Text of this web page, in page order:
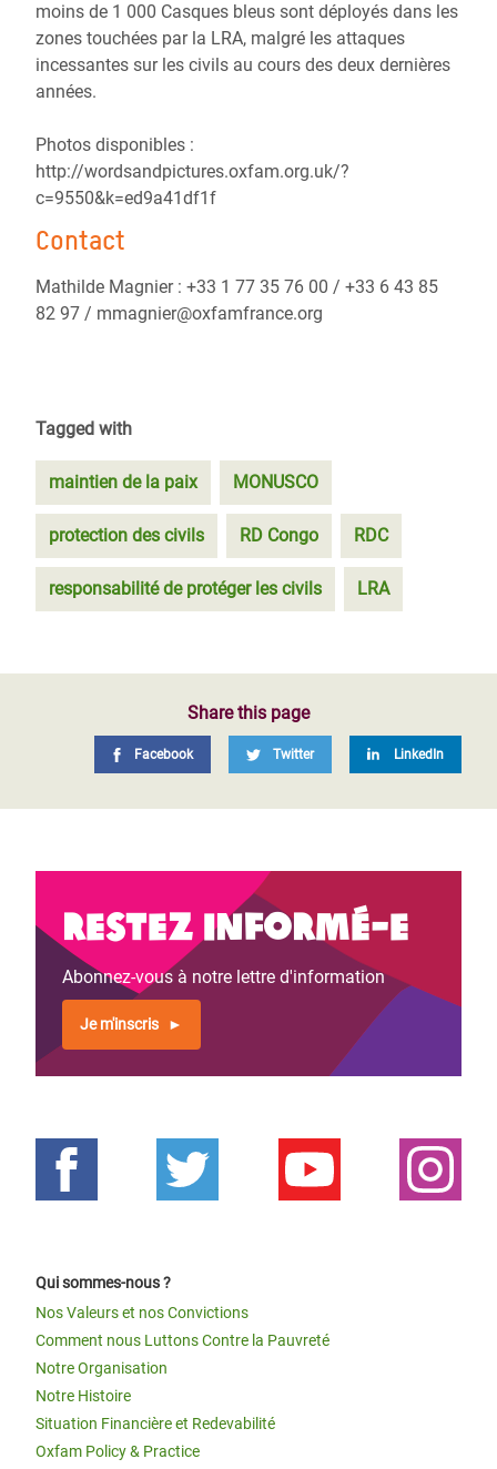
moins de 1 000 Casques bleus sont déployés dans les
zones touchées par la LRA, malgré les attaques
incessantes sur les civils au cours des deux dernières
années.
Photos disponibles :
http://wordsandpictures.oxfam.org.uk/?
c=9550&k=ed9a41df1f
Contact
Mathilde Magnier : +33 1 77 35 76 00 / +33 6 43 85
82 97 / mmagnier@oxfamfrance.org
Tagged with
maintien de la paix MONUSCO
protection des civils RD Congo RDC
responsabilité de protéger les civils LRA
Share this page
Facebook Twitter LinkedIn
Restez informé-e
Abonnez-vous à notre lettre d'information
Je m'inscris
Qui sommes-nous ?
Nos Valeurs et nos Convictions
Comment nous Luttons Contre la Pauvreté
Notre Organisation
Notre Histoire
Situation Financière et Redevabilité
Oxfam Policy & Practice